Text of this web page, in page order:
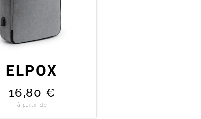
ELPOX
16,80 €
à partir de